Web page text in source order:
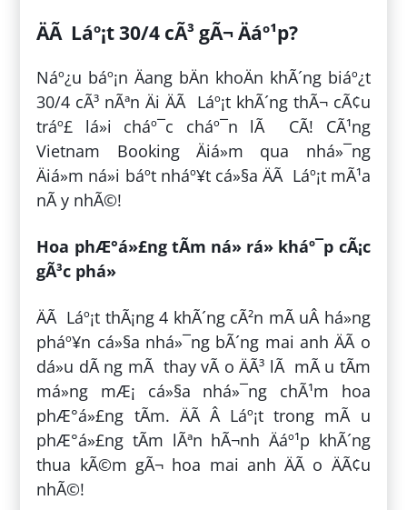
ÄÃ Láº¡t 30/4 cÃ³ gÃ¬ Äáº¹p?
Náº¿u báº¡n Äang bÄn khoÄn khÃ´ng biáº¿t
30/4 cÃ³ nÃªn Äi ÄÃ Láº¡t khÃ´ng thÃ¬ cÃ¢u
tráº£ lá»i cháº¯c cháº¯n lÃ CÃ! CÃ¹ng
Vietnam Booking Äiá»m qua nhá»¯ng
Äiá»m ná»i báº­t nháº¥t cá»§a ÄÃ Láº¡t mÃ¹a
nÃ y nhÃ©!
Hoa phÆ°á»£ng tÃ­m ná» rá» kháº¯p cÃ¡c
gÃ³c phá»
ÄÃ Láº¡t thÃ¡ng 4 khÃ´ng cÃ²n mÃ uÂ há»ng
pháº¥n cá»§a nhá»¯ng bÃ´ng mai anh ÄÃ o
dá»u dÃ ng mÃ thay vÃ o ÄÃ³ lÃ mÃ u tÃ­m
má»ng mÆ¡ cá»§a nhá»¯ng chÃ¹m hoa
phÆ°á»£ng tÃ­m. ÄÃ Â Láº¡t trong mÃ u
phÆ°á»£ng tÃ­m lÃªn hÃ¬nh Äáº¹p khÃ´ng
thua kÃ©m gÃ¬ hoa mai anh ÄÃ o ÄÃ¢u
nhÃ©!